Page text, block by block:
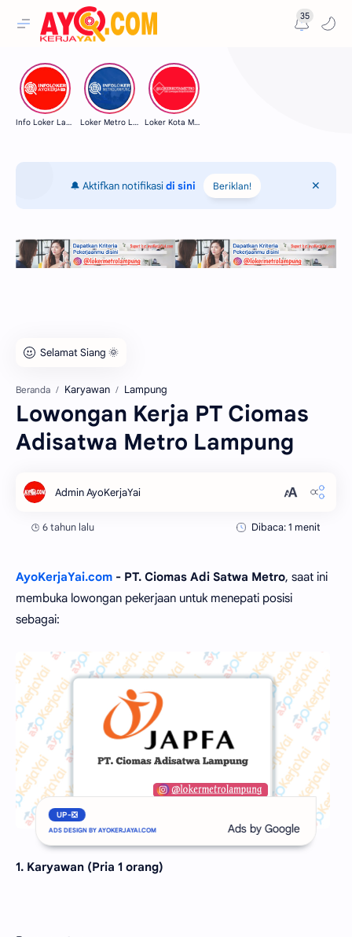
35
Info Loker Lampung Loker Metro Lampung Loker Kota Metro
🔔 Aktifkan notifikasidi sini Beriklan!
Beranda Karyawan Lampung
Lowongan Kerja PT Ciomas
Adisatwa Metro Lampung
6 tahun lalu Dibaca: 1 menit
AyoKerjaYai.com - PT. Ciomas Adi Satwa Metro, saat ini
membuka lowongan pekerjaan untuk menepati posisi
sebagai:
1. Karyawan (Pria 1 orang)
UP-❎